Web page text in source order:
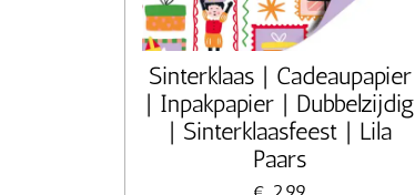
Sinterklaas | Cadeaupapier
| Inpakpapier | Dubbelzijdig
| Sinterklaasfeest | Lila
Paars